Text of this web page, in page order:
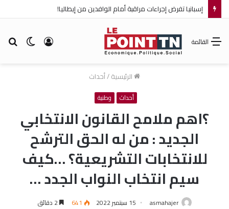
إسبانيا تفرض إجراءات مراقبة أمام الوافدين من إيطاليا!
الوضع تسجيل
القائمة
الرئيسية/أحداث
أحداث وطنية
؟اهم ملامح القانون الانتخابي
الجديد : من له الحق الترشح
للانتخابات التشريعية؟ …كيف
سيم انتخاب النواب الجدد …
asmahajer 15 سبتمبر 2022 641 2 دقائق